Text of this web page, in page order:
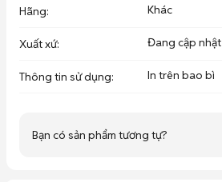
Hãng: Khác
Xuất xứ: Đang cập nhật
Thông tin sử dụng: In trên bao bì
Bạn có sản phẩm tương tự?